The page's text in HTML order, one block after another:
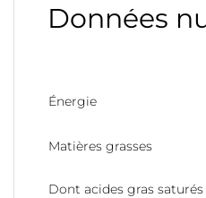
Données
Énergie
Matières grasses
Dont acides gras saturés